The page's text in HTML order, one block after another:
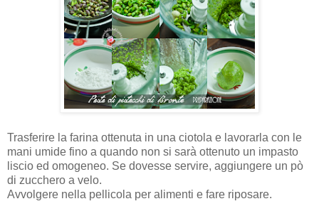
Trasferire la farina ottenuta in una ciotola e lavorarla con le
mani umide fino a quando non si sarà ottenuto un impasto
liscio ed omogeneo. Se dovesse servire, aggiungere un pò
di zucchero a velo.
Avvolgere nella pellicola per alimenti e fare riposare.